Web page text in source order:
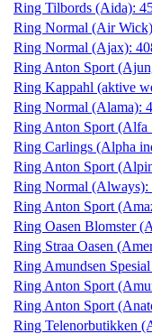
Ring Tilbords (Aida):
Ring Normal (Air
Ring Normal (Ajax):
Ring Anton Sport
Ring Kappahl (aktive
Ring Normal (Alama):
Ring Anton Sport (Alfa
Ring Carlings (Alpha
Ring Anton Sport
Ring Normal (Always):
Ring Anton Sport
Ring Oasen Blomster
Ring Straa Oasen
Ring Amundsen
Ring Anton Sport
Ring Anton Sport
Ring Telenorbutikken